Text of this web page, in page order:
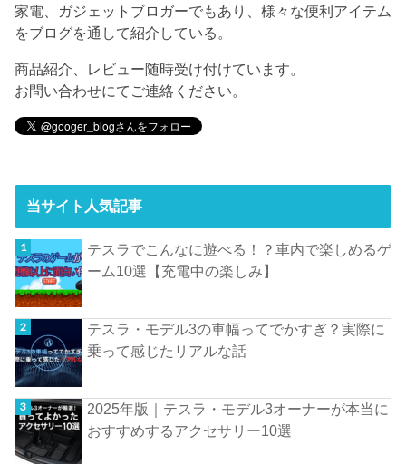
家電、ガジェットブロガーでもあり、様々な便利アイテム
をブログを通して紹介している。
商品紹介、レビュー随時受け付けています。
お問い合わせにてご連絡ください。
当サイト人気記事
テスラでこんなに遊べる！？車内で楽しめるゲ
ーム10選【充電中の楽しみ】
テスラ・モデル3の車幅ってでかすぎ？実際に
乗って感じたリアルな話
2025年版｜テスラ・モデル3オーナーが本当に
おすすめするアクセサリー10選